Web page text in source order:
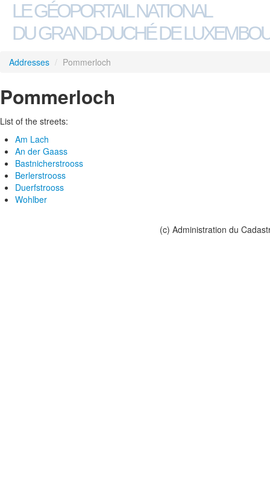
LE GÉOPORTAIL NATIONAL
DU GRAND-DUCHÉ DE
Addresses / Pommerloch
Pommerloch
List of the streets:
Am Lach
An der Gaass
Bastnicherstrooss
Berlerstrooss
Duerfstrooss
Wohlber
(c) Administration du